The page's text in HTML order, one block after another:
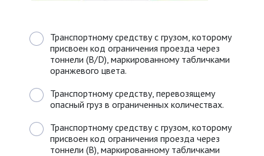
Транспортному средству с грузом, которому
присвоен код ограничения проезда через
тоннели (B/D), маркированному табличками
оранжевого цвета.
Транспортному средству, перевозящему
опасный груз в ограниченных количествах.
Транспортному средству с грузом, которому
присвоен код ограничения проезда через
тоннели (B), маркированному табличками